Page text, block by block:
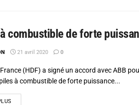
combustible de forte
21 avril 2020 0
(HDF) a signé un accord avec ABB
à combustible de forte puissance...